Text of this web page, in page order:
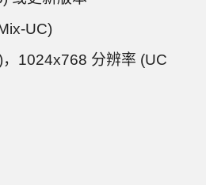
UC)
1024x768 分辨率 (UC